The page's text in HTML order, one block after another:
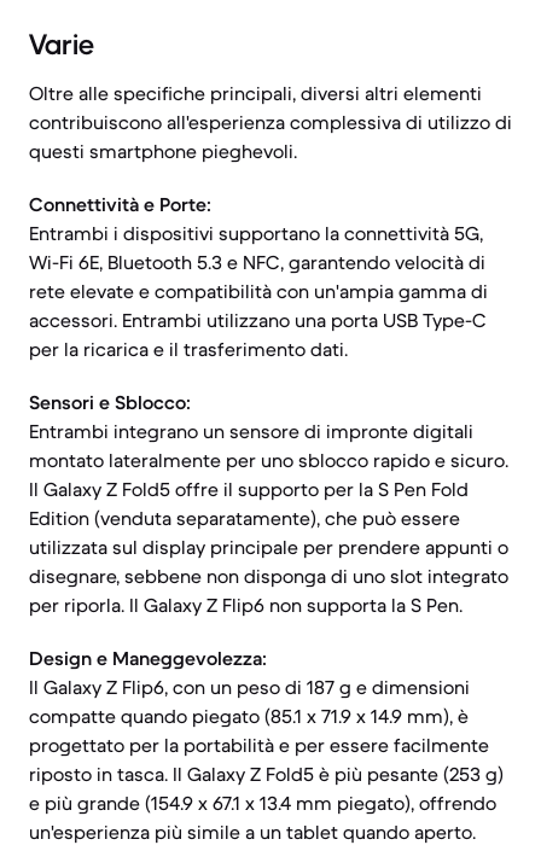
Varie
Oltre alle specifiche principali, diversi altri elementi
contribuiscono all'esperienza complessiva di utilizzo di
questi smartphone pieghevoli.
Connettività e Porte:
Entrambi i dispositivi supportano la connettività 5G,
Wi-Fi 6E, Bluetooth 5.3 e NFC, garantendo velocità di
rete elevate e compatibilità con un'ampia gamma di
accessori. Entrambi utilizzano una porta USB Type-C
per la ricarica e il trasferimento dati.
Sensori e Sblocco:
Entrambi integrano un sensore di impronte digitali
montato lateralmente per uno sblocco rapido e sicuro.
Il Galaxy Z Fold5 offre il supporto per la S Pen Fold
Edition (venduta separatamente), che può essere
utilizzata sul display principale per prendere appunti o
disegnare, sebbene non disponga di uno slot integrato
per riporla. Il Galaxy Z Flip6 non supporta la S Pen.
Design e Maneggevolezza:
Il Galaxy Z Flip6, con un peso di 187 g e dimensioni
compatte quando piegato (85.1 x 71.9 x 14.9 mm), è
progettato per la portabilità e per essere facilmente
riposto in tasca. Il Galaxy Z Fold5 è più pesante (253 g)
e più grande (154.9 x 67.1 x 13.4 mm piegato), offrendo
un'esperienza più simile a un tablet quando aperto.